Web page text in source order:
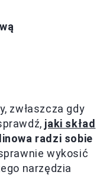
zwłaszcza gdy
jaki skład
radzi sobie
wykosić
narzędzia